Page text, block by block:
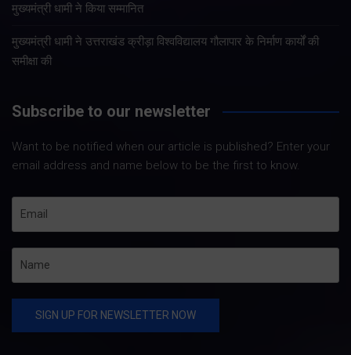
मुख्यमंत्री धामी ने किया सम्मानित
मुख्यमंत्री धामी ने उत्तराखंड क्रीड़ा विश्वविद्यालय गौलापार के निर्माण कार्यों की
समीक्षा की
Subscribe to our newsletter
Want to be notified when our article is published? Enter your
email address and name below to be the first to know.